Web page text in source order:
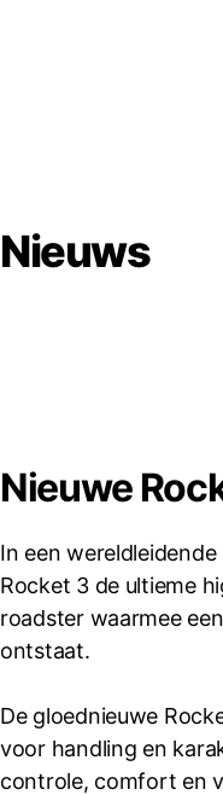
Nieuws
Nieuwe
In een
Rocket 3 de ultieme
roadster waarmee
ontstaat.
De gloednieuwe
voor handling en
controle, comfort en